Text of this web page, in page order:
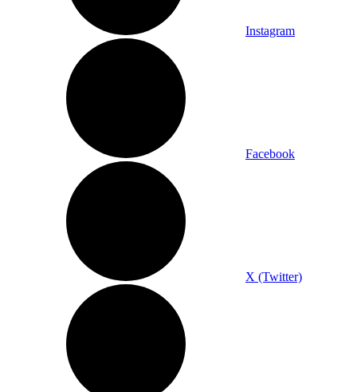
Instagram
Facebook
X (Twitter)